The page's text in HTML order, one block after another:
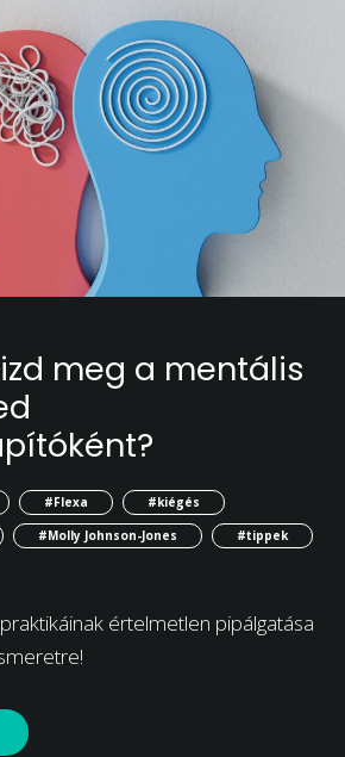
meg a mentális
#Flexa
#kiégés
#Molly Johnson-Jones
#tippek
értelmetlen pipálgatása